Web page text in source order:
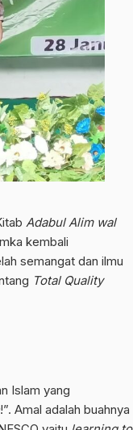
Adabul Alim wal
kembali
semangat dan ilmu
Total Quality
Islam yang
!”. Amal adalah buahnya